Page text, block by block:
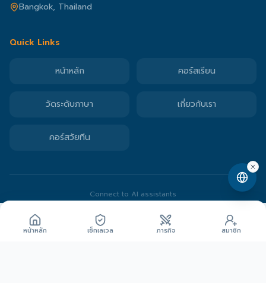
2,000 ปลดล็อกด้วย Gem
Bangkok, Thailand
Quick Links
หน้าหลัก คอร์สเรียน
วัดระดับภาษา เกี่ยวกับเรา
คอร์สวัยทีน
Connect to AI assistants
หน้าหลัก เช็กเลเวล ภารกิจ สมาชิก